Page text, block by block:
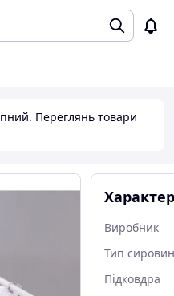
Переглянь товари
Виробник
Тип
Підковдра